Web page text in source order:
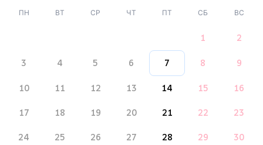
ПН ВТ СР ЧТ ПТ СБ ВС
1 2
3 4 5 6 7 8 9
10 11 12 13 14 15 16
17 18 19 20 21 22 23
24 25 26 27 28 29 30